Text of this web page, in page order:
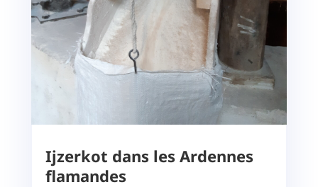
Ijzerkot dans les Ardennes
flamandes